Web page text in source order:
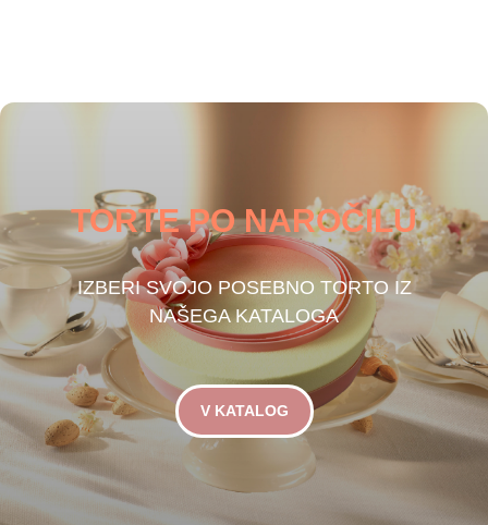
TORTE PO NAROČILU
IZBERI SVOJO POSEBNO TORTO IZ
NAŠEGA KATALOGA
V KATALOG